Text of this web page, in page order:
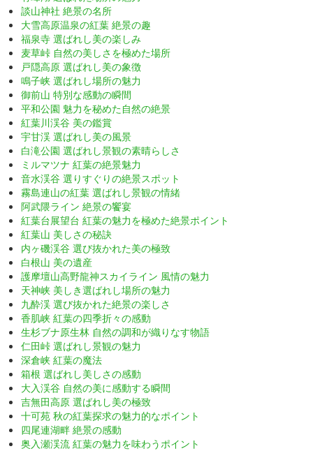
談山神社 絶景の名所
大雪高原温泉の紅葉 絶景の趣
福泉寺 選ばれし美の楽しみ
麦草峠 自然の美しさを極めた場所
戸隠高原 選ばれし美の象徴
鳴子峡 選ばれし場所の魅力
御前山 特別な感動の瞬間
平和公園 魅力を秘めた自然の絶景
紅葉川渓谷 美の鑑賞
宇甘渓 選ばれし美の風景
白滝公園 選ばれし景観の素晴らしさ
ミルマツナ 紅葉の絶景魅力
音水渓谷 選りすぐりの絶景スポット
霧島連山の紅葉 選ばれし景観の情緒
阿武隈ライン 絶景の饗宴
紅葉台展望台 紅葉の魅力を極めた絶景ポイント
紅葉山 美しさの秘訣
内ヶ磯渓谷 選び抜かれた美の極致
白根山 美の遺産
護摩壇山高野龍神スカイライン 風情の魅力
天神峡 美しき選ばれし場所の魅力
九酔渓 選び抜かれた絶景の楽しさ
香肌峡 紅葉の四季折々の感動
生杉ブナ原生林 自然の調和が織りなす物語
仁田峠 選ばれし景観の魅力
深倉峡 紅葉の魔法
箱根 選ばれし美しさの感動
大入渓谷 自然の美に感動する瞬間
吉無田高原 選ばれし美の極致
十可苑 秋の紅葉探求の魅力的なポイント
四尾連湖畔 絶景の感動
奥入瀬渓流 紅葉の魅力を味わうポイント